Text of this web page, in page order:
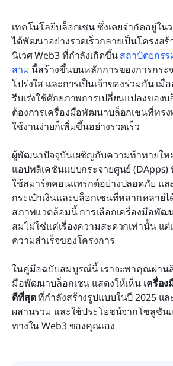
เทคโนโลยีบล็อกเชน ซึ่งเคยจำกัดอยู่ใน
ได้พัฒนาอย่างรวดเร็วกลายเป็นโครงส
นิเวศ Web3 ที่กำลังเกิดขึ้น สถาปัตยกร
สาม นี้สร้างขึ้นบนหลักการของการกระ
โปร่งใส และการเป็นเจ้าของร่วมกัน เมื่
รีบเร่งใช้ศักยภาพการเปลี่ยนแปลงของ
ต้องการเครื่องมือพัฒนาบล็อกเชนที่ทรง
ใช้งานง่ายก็เพิ่มขึ้นอย่างรวดเร็ว
ผู้พัฒนาปัจจุบันเผชิญกับความท้าทายให
แอปพลิเคชันแบบกระจายศูนย์
ใช้สมาร์ตคอนแทรกต์อย่างปลอดภัย แล
กระเป๋าเงินและบล็อกเชนที่หลากหลาย
สภาพแวดล้อมนี้ การเลือกเครื่องมือพัฒ
สมไม่ใช่แค่เรื่องความสะดวกเท่านั้น แต่
ความสำเร็จของโครงการ
ในคู่มือฉบับสมบูรณ์นี้ เราจะพาคุณผ่านสิ่
มือพัฒนาบล็อกเชน แสดงให้เห็น เครื่อ
ดีที่สุด ที่กำลังสร้างรูปแบบในปี 2025 แ
ผสานรวม และใช้ประโยชน์จากโซลูชัน
ทางใน Web3 ของคุณเอง
เชน
ทำไม Lark ถึงเป็นเครื่องมือร่วมมือ
พลังให้ทีมพัฒนาบล็อกเชน
วิธีเลือกเครื่องมือพัฒนาบล็อกเชนที่
ของคุณ
กรณีการใช้งานที่ได้รับความนิยมสำ
คำถามที่พบบ่อย
บทสรุป
การอ่านที่เกี่ยวข้อง